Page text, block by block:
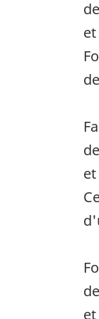
et
et
et